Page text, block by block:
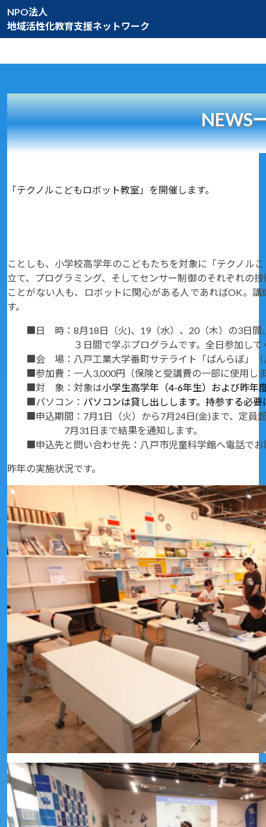
NPO法人
地域活性化教育支援ネットワーク
NEWS
「テクノルこどもロボット教室」を開催します。
ことしも、小学校高学年のこどもたちを対象に「テクノル
立て、プログラミング、そしてセンサー制御のそれぞれの
ことがない人も、ロボットに関心がある人であればOK。
す。
■日 時：8月18日（火)、19（水）、20（木）の3日間
３日間で学ぶプログラムです。全日参加してく
■会 場：八戸工業大学番町サテライト「ばんらぼ」
■参加費：一人3,000円（保険と受講費の一部に使用し
■対 象：対象は小学生高学年（4-6年生）および昨年
■パソコン： パソコンは貸し出しします。持参する必
■申込期間：7月1日（火）から7月24日(金)まで、定員
7月31日まで結果を通知します。
■申込先と問い合わせ先：八戸市児童科学館へ電話でお
昨年の実施状況です。